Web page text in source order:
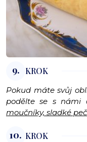
9. KROK
Pokud máte svůj
podělte se s námi
moučníky, sladké
10. KROK